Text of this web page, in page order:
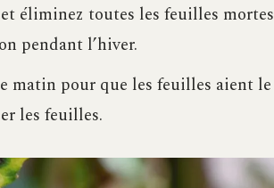
et éliminez toutes les feuilles mortes
pendant l’hiver.
matin pour que les feuilles aient le
les feuilles.